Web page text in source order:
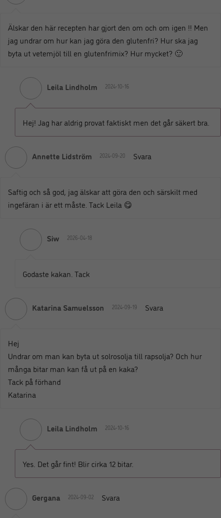
Älskar den här recepten har gjort den om och om igen !! Men
jag undrar om hur kan jag göra den glutenfri? Hur ska jag
byta ut vetemjöl till en glutenfrimix? Hur mycket? 🙂
Leila Lindholm 2024-10-16
Hej! Jag har aldrig provat faktiskt men det går säkert bra.
Annette Lidström 2024-09-20 Svara
Saftig och så god, jag älskar att göra den och särskilt med
ingefäran i är ett måste. Tack Leila 😋
Siw 2026-04-18
Godaste kakan. Tack
Katarina Samuelsson 2024-09-19 Svara
Hej
Undrar om man kan byta ut solrosolja till rapsolja? Och hur
många bitar man kan få ut på en kaka?
Tack på förhand
Katarina
Leila Lindholm 2024-10-16
Yes. Det går fint! Blir cirka 12 bitar.
Gergana 2024-09-02 Svara